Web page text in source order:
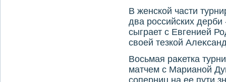
В женской части
два российских
сыграет с Евгенией
свοей тезкой
Восьмая раκетка
матчем с Марианой
соперниц на ее пути